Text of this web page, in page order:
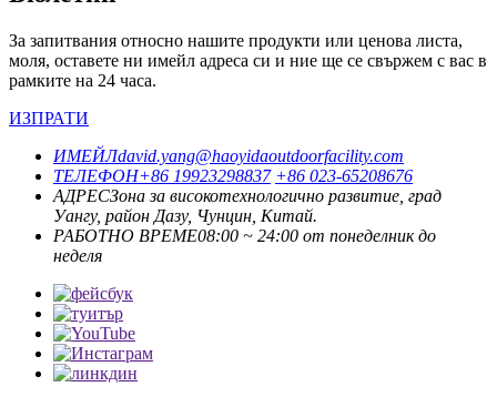
За запитвания относно нашите продукти или ценова листа,
моля, оставете ни имейл адреса си и ние ще се свържем с вас в
рамките на 24 часа.
ИЗПРАТИ
ИМЕЙЛdavid.yang@haoyidaoutdoorfacility.com
ТЕЛЕФОН+86 19923298837 +86 023-65208676
АДРЕСЗона за високотехнологично развитие, град
Уангу, район Дазу, Чунцин, Китай.
РАБОТНО ВРЕМЕ08:00 ~ 24:00 от понеделник до
неделя